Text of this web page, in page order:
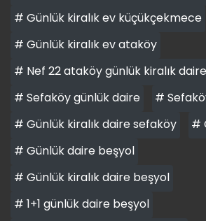
# Günlük kiralık ev küçükçekmece
# Günlük kiralık ev ataköy
# Nef 22 ataköy günlük kiralık daire
# Sefaköy günlük daire
#
# Günlük kiralık daire sefaköy
#
# Günlük daire beşyol
# Günlük kiralık daire beşyol
# 1+1 günlük daire beşyol